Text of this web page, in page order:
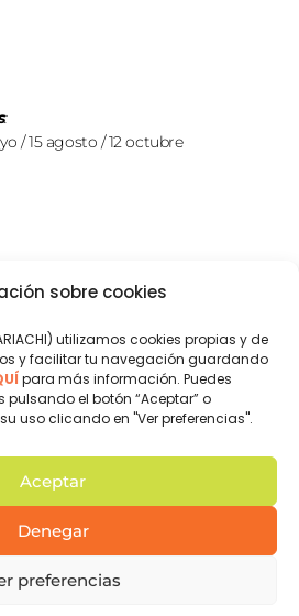
sobre cookies
utilizamos cookies propias y de
y facilitar tu navegación guardando
para más información. Puedes
el botón “Aceptar” o
uso clicando en "Ver preferencias".
Aceptar
Denegar
preferencias
:
/ 15 agosto / 12 octubre
EN REDES SOCIALES
consejos farmacéuticos y
los derechos reservados 2024